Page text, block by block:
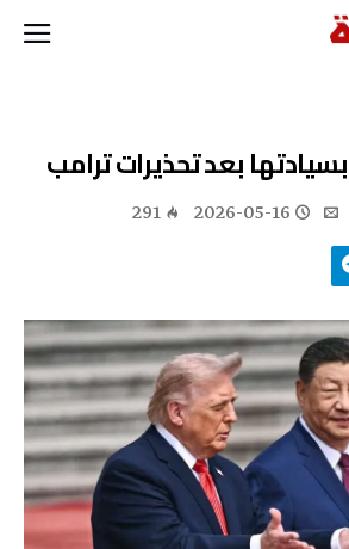
بعد تحذيرات ترامب
2026-05-16
291